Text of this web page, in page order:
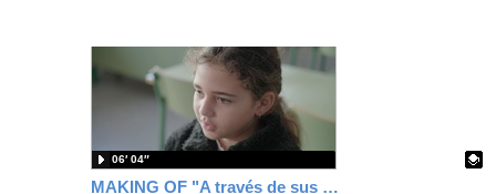
MAKING OF "A través de sus ojos"
06′ 04″